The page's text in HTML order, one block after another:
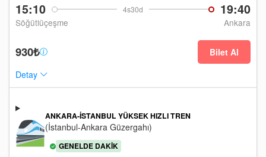
15:10 4s30d 19:40
Söğütlüçeşme Ankara
930₺
Bilet Al
Detay
ANKARA-İSTANBUL YÜKSEK HIZLI TREN
(İstanbul-Ankara Güzergahı)
GENELDE DAKIK